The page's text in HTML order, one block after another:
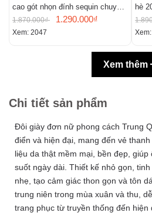
cao gót nhọn đính sequin chuyển
màu, giày mũi nhọn gợi cảm
1.870.000₫ 1.290.000₫
Xem: 2047
hè
kiểu
Xem thêm
Chi tiết sản phẩm
Đôi giày đơn nữ phong cách Trung
điển và hiện đại, mang đến vẻ
liệu da thật mềm mại, bền đẹp,
suốt ngày dài. Thiết kế nhỏ gọn,
nhẹ, tạo cảm giác thon gọn và tôn
trung niên trong mùa xuân và thu,
trang phục từ truyền thống đến hiện